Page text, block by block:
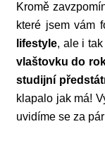
Kromě
které jsem vám
lifestyle, ale i
vlaštovku do
studijní
klapalo jak má!
uvidíme se za